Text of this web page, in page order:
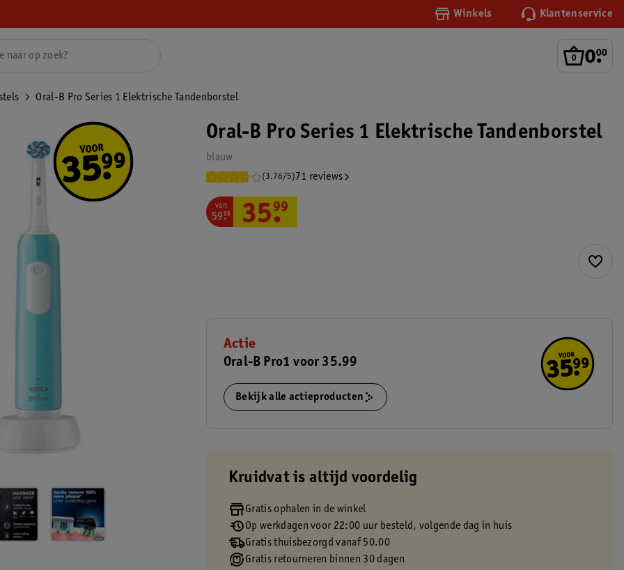
Winkels Klantenservice
0.
00
Oral-B Pro Series 1 Elektrische Tandenborstel
Oral-B Pro Series 1 Elektrische Tandenborstel
blauw
(3.76/5) 71 reviews
van
59.
99 35.
99
Actie
Oral-B Pro1 voor 35.99
Bekijk alle actieproducten
Kruidvat is altijd voordelig
Gratis ophalen in de winkel
Op werkdagen voor 22:00 uur besteld, volgende dag in huis
Gratis thuisbezorgd vanaf 50.00
Gratis retourneren binnen 30 dagen